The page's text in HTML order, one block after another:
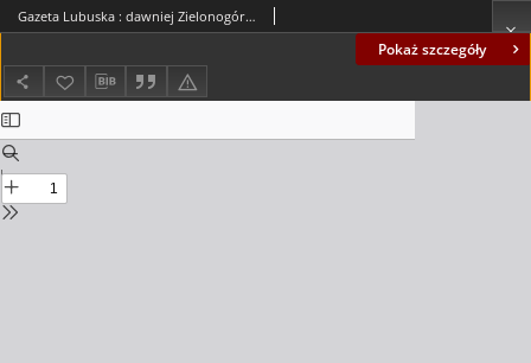
Pokaż szczegóły
Gazeta Lubuska : dawniej Zielonogórska-Gorzowska R. XLII [właśc. XLIII], nr 35 (11 lutego 1994). - Wyd. 1